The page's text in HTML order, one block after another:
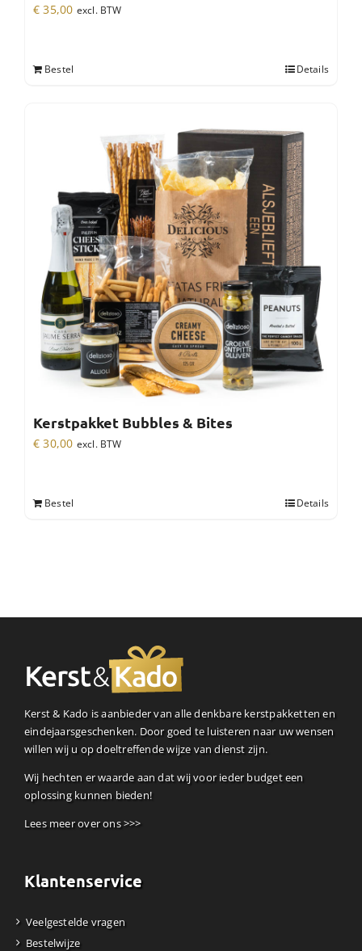
€ 35,00 excl. BTW
Bestel Details
Kerstpakket Bubbles & Bites
€ 30,00 excl. BTW
Bestel Details
Kerst & Kado is aanbieder van alle denkbare kerstpakketten en
eindejaarsgeschenken. Door goed te luisteren naar uw wensen
willen wij u op doeltreffende wijze van dienst zijn.
Wij hechten er waarde aan dat wij voor ieder budget een
oplossing kunnen bieden!
Lees meer over ons >>>
Klantenservice
Veelgestelde vragen
Bestelwijze